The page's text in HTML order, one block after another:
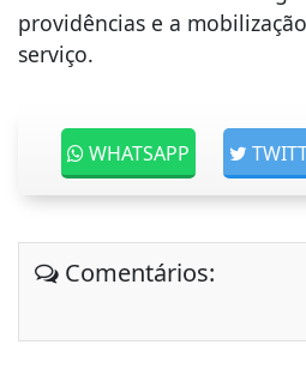
providências e a
serviço.
WHATSAPP
Comentários: